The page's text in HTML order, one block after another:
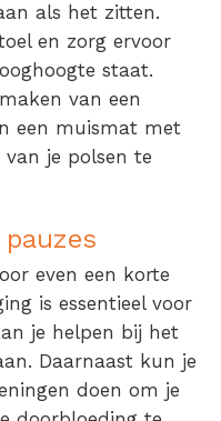
als het zitten.
en zorg ervoor
staat.
van een
een muismat met
je polsen te
even een korte
is essentieel voor
je helpen bij het
Daarnaast kun je
doen om je